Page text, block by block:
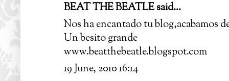
BEAT THE BEATLEsaid...
Nos ha encantado tu blog,acabamos
Un besito grande
www.beatthebeatle.blogspot.com
19 June, 2010 16:14